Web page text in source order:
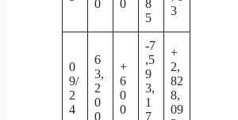
0
0
8
5
3
0
9/
2
4
6
3,
2
0
0
+
6
0
0
-7
,5
9
3,
1
7
+
2,
82
8,
09